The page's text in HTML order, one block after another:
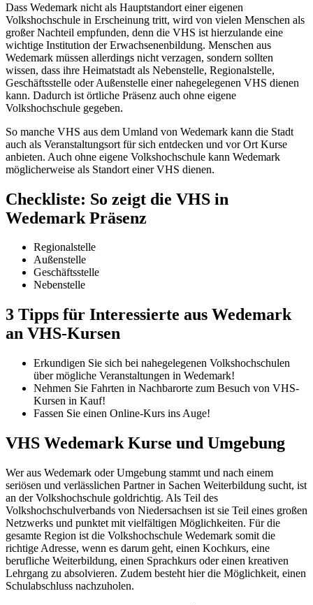
Dass Wedemark nicht als Hauptstandort einer eigenen
Volkshochschule in Erscheinung tritt, wird von vielen Menschen als
großer Nachteil empfunden, denn die VHS ist hierzulande eine
wichtige Institution der Erwachsenenbildung. Menschen aus
Wedemark müssen allerdings nicht verzagen, sondern sollten
wissen, dass ihre Heimatstadt als Nebenstelle, Regionalstelle,
Geschäftsstelle oder Außenstelle einer nahegelegenen VHS dienen
kann. Dadurch ist örtliche Präsenz auch ohne eigene
Volkshochschule gegeben.
So manche VHS aus dem Umland von Wedemark kann die Stadt
auch als Veranstaltungsort für sich entdecken und vor Ort Kurse
anbieten. Auch ohne eigene Volkshochschule kann Wedemark
möglicherweise als Standort einer VHS dienen.
Checkliste: So zeigt die VHS in
Wedemark Präsenz
Regionalstelle
Außenstelle
Geschäftsstelle
Nebenstelle
3 Tipps für Interessierte aus Wedemark
an VHS-Kursen
Erkundigen Sie sich bei nahegelegenen Volkshochschulen
über mögliche Veranstaltungen in Wedemark!
Nehmen Sie Fahrten in Nachbarorte zum Besuch von VHS-
Kursen in Kauf!
Fassen Sie einen Online-Kurs ins Auge!
VHS Wedemark Kurse und Umgebung
Wer aus Wedemark oder Umgebung stammt und nach einem
seriösen und verlässlichen Partner in Sachen Weiterbildung sucht, ist
an der Volkshochschule goldrichtig. Als Teil des
Volkshochschulverbands von Niedersachsen ist sie Teil eines großen
Netzwerks und punktet mit vielfältigen Möglichkeiten. Für die
gesamte Region ist die Volkshochschule Wedemark somit die
richtige Adresse, wenn es darum geht, einen Kochkurs, eine
berufliche Weiterbildung, einen Sprachkurs oder einen kreativen
Lehrgang zu absolvieren. Zudem besteht hier die Möglichkeit, einen
Schulabschluss nachzuholen.